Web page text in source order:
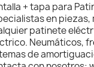
+ tapa para
en
patinete
Neumáticos,
de